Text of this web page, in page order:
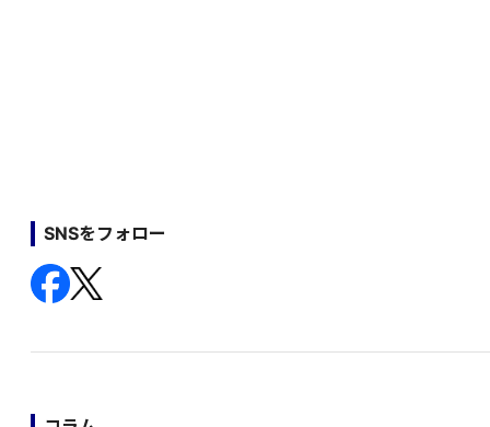
SNSをフォロー